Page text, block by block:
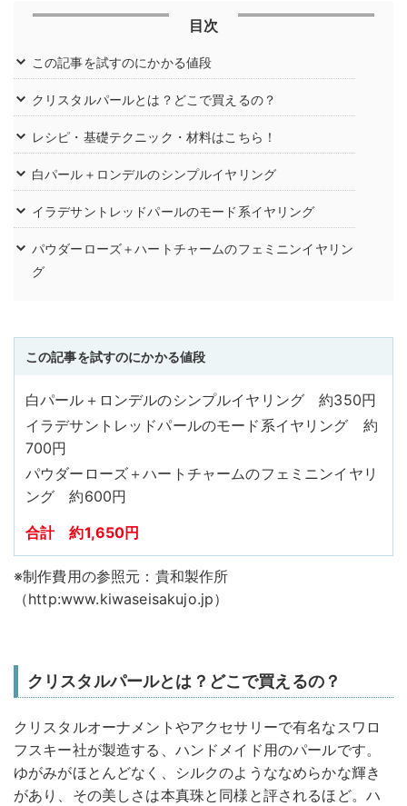
目次
この記事を試すのにかかる値段
クリスタルパールとは？どこで買えるの？
レシピ・基礎テクニック・材料はこちら！
白パール＋ロンデルのシンプルイヤリング
イラデサントレッドパールのモード系イヤリング
パウダーローズ＋ハートチャームのフェミニンイヤリン
グ
この記事を試すのにかかる値段
白パール＋ロンデルのシンプルイヤリング 約350円
イラデサントレッドパールのモード系イヤリング 約
700円
パウダーローズ＋ハートチャームのフェミニンイヤリ
ング 約600円
合計 約1,650円
※制作費用の参照元：貴和製作所
（http:www.kiwaseisakujo.jp）
クリスタルパールとは？どこで買えるの？
クリスタルオーナメントやアクセサリーで有名なスワロ
フスキー社が製造する、ハンドメイド用のパールです。
ゆがみがほとんどなく、シルクのようななめらかな輝き
があり、その美しさは本真珠と同様と評されるほど。ハ